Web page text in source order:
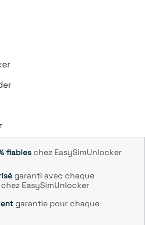
fiables chez EasySimUnlocker
garanti avec chaque
EasySimUnlocker
garantie pour chaque